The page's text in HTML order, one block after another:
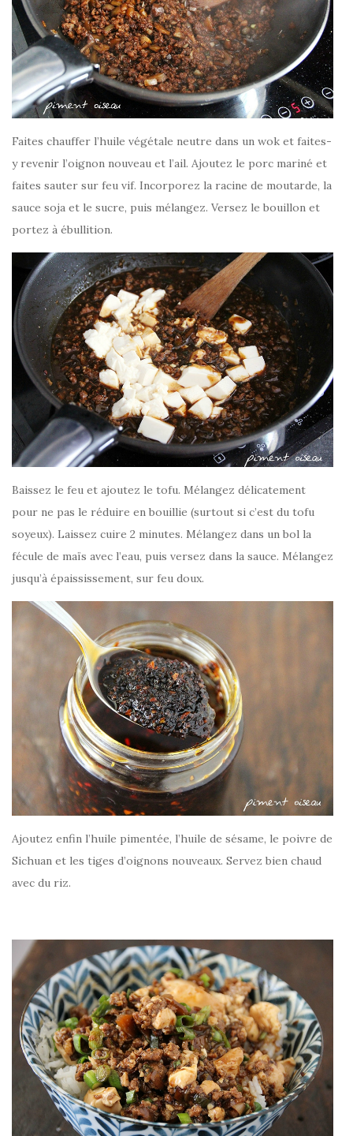
Faites chauffer l’huile végétale neutre dans un wok et faites-
y revenir l’oignon nouveau et l’ail. Ajoutez le porc mariné et
faites sauter sur feu vif. Incorporez la racine de moutarde, la
sauce soja et le sucre, puis mélangez. Versez le bouillon et
portez à ébullition.
Baissez le feu et ajoutez le tofu. Mélangez délicatement
pour ne pas le réduire en bouillie (surtout si c’est du tofu
soyeux). Laissez cuire 2 minutes. Mélangez dans un bol la
fécule de maïs avec l’eau, puis versez dans la sauce. Mélangez
jusqu’à épaississement, sur feu doux.
Ajoutez enfin l’huile pimentée, l’huile de sésame, le poivre de
Sichuan et les tiges d’oignons nouveaux. Servez bien chaud
avec du riz.